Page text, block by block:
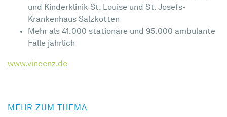
und Kinderklinik St. Louise und St. Josefs-
Krankenhaus Salzkotten
Mehr als 41.000 stationäre und 95.000 ambulante
Fälle jährlich
www.vincenz.de
MEHR ZUM THEMA